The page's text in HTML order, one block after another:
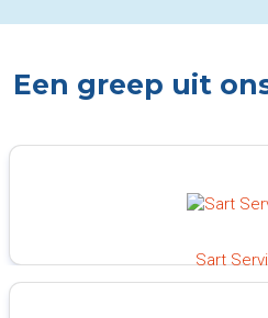
Een greep uit
Sart